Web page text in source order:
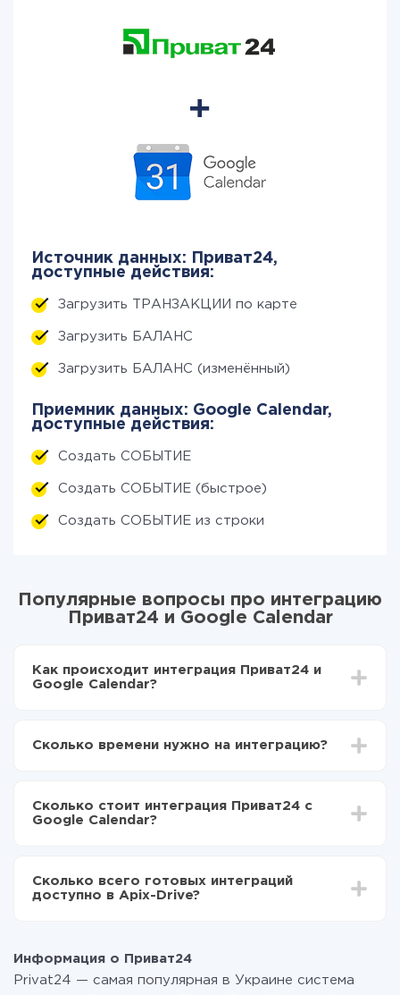
Источник данных: Приват24,
доступные действия:
Загрузить ТРАНЗАКЦИИ по карте
Загрузить БАЛАНС
Загрузить БАЛАНС (изменённый)
Приемник данных: Google Calendar,
доступные действия:
Создать СОБЫТИЕ
Создать СОБЫТИЕ (быстрое)
Создать СОБЫТИЕ из строки
Популярные вопросы про интеграцию
Приват24 и Google Calendar
Как происходит интеграция Приват24 и
Google Calendar?
Выбираете какие данные передавать из
передаваться из Приват24 в Google Calendar
Сколько времени нужно на интеграцию?
отличаться и составлять от 5-ти до 30-минут. В
среднем настройка занимает 10-15 минут.
Сколько стоит интеграция Приват24 с
Google Calendar?
функционал. Вы оплачиваете только количество
данных, которые по факту передаются из одной
перейти на платный, при необходимости. Подробнее
отарифах.
Сколько всего готовых интеграций
доступно в Apix-Drive?
Информация о Приват24
Privat24 — самая популярная в Украине система